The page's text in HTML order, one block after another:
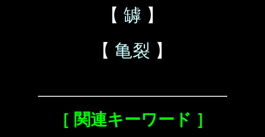
【 罅 】
【 亀裂 】
［ 関連キーワード ］